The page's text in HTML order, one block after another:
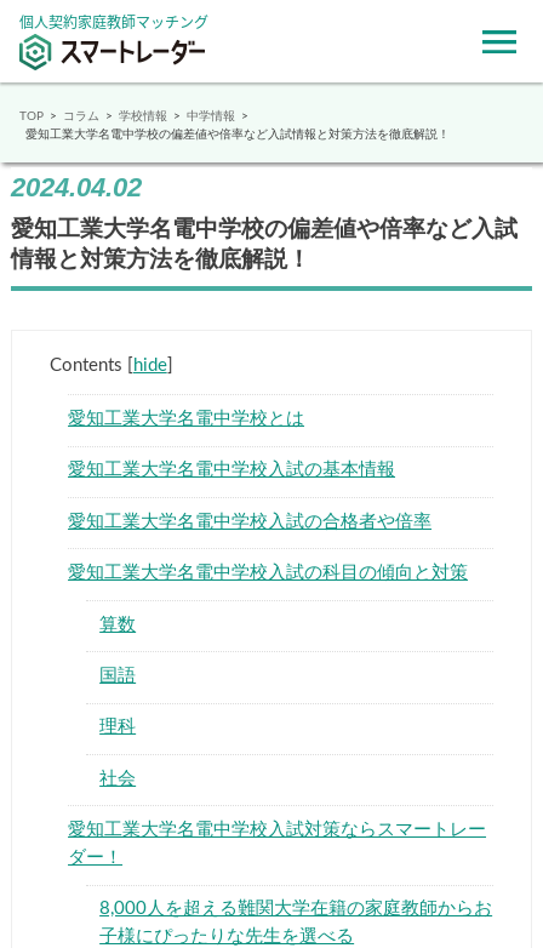
個人契約家庭教師マッチング
▶
TOP コラム 学校情報
中学情報
愛知工業大学名電中学校の偏差値や倍率など入試情報と対策方法を徹底解説！
2024.04.02
愛知工業大学名電中学校の偏差値や倍率など入試
情報と対策方法を徹底解説！
Contents hide]
愛知工業大学名電中学校とは
愛知工業大学名電中学校入試の基本情報
愛知工業大学名電中学校入試の合格者や倍率
愛知工業大学名電中学校入試の科目の傾向と対策
算数
国語
理科
社会
愛知工業大学名電中学校入試対策ならスマートレー
ダー！
8,000人を超える難関大学在籍の家庭教師からお
子様にぴったりな先生を選べる